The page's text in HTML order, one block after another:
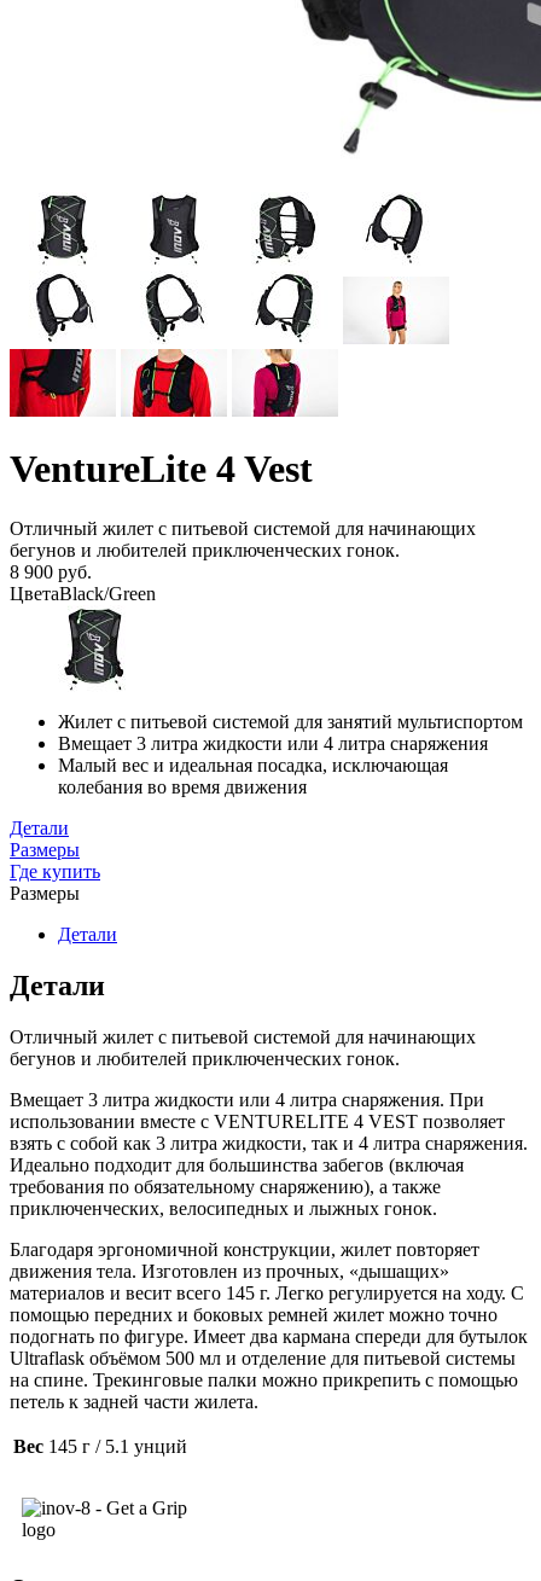
VentureLite 4 Vest
Отличный жилет с питьевой системой для начинающих
бегунов и любителей приключенческих гонок.
8 900 руб.
ЦветаBlack/Green
Жилет с питьевой системой для занятий мультиспортом
Вмещает 3 литра жидкости или 4 литра снаряжения
Малый вес и идеальная посадка, исключающая
колебания во время движения
Детали
Размеры
Где купить
Размеры
Детали
Детали
Отличный жилет с питьевой системой для начинающих
бегунов и любителей приключенческих гонок.
Вмещает 3 литра жидкости или 4 литра снаряжения. При
использовании вместе с VENTURELITE 4 VEST позволяет
взять с собой как 3 литра жидкости, так и 4 литра снаряжения.
Идеально подходит для большинства забегов (включая
требования по обязательному снаряжению), а также
приключенческих, велосипедных и лыжных гонок.
Благодаря эргономичной конструкции, жилет повторяет
движения тела. Изготовлен из прочных, «дышащих»
материалов и весит всего 145 г. Легко регулируется на ходу. С
помощью передних и боковых ремней жилет можно точно
подогнать по фигуре. Имеет два кармана спереди для бутылок
Ultraflask объёмом 500 мл и отделение для питьевой системы
на спине. Трекинговые палки можно прикрепить с помощью
петель к задней части жилета.
Вес 145 г / 5.1 унций